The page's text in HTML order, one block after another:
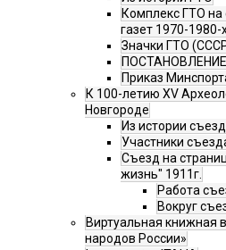
Комплекс ГТО на
газет 1970-1980-
Значки ГТО
ПОСТАНОВЛЕНИЕ
Приказ
К 100-летию XV
Новгороде
Из истории
Участники
Cъезд на
жизнь" 1911г.
Работа
Вокруг
Виртуальная книжная
народов России»